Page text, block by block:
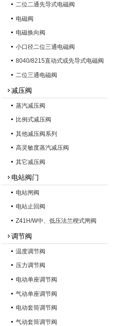
二位二通先导式电磁阀
电磁阀
电磁换向阀
小口径二位三通电磁阀
8040/8215直动式或先导式电磁阀
二位三通电磁阀
减压阀
蒸汽减压阀
比例式减压阀
其他减压阀系列
高灵敏度蒸汽减压阀
其它减压阀
电站阀门
电站闸阀
电站止回阀
Z41H/W中、低压法兰楔式闸阀
调节阀
温度调节阀
压力调节阀
电动单座调节阀
气动单座调节阀
电动套筒调节阀
气动套筒调节阀